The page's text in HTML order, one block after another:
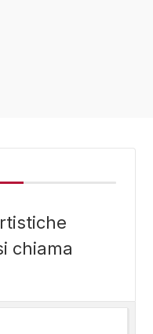
chiama